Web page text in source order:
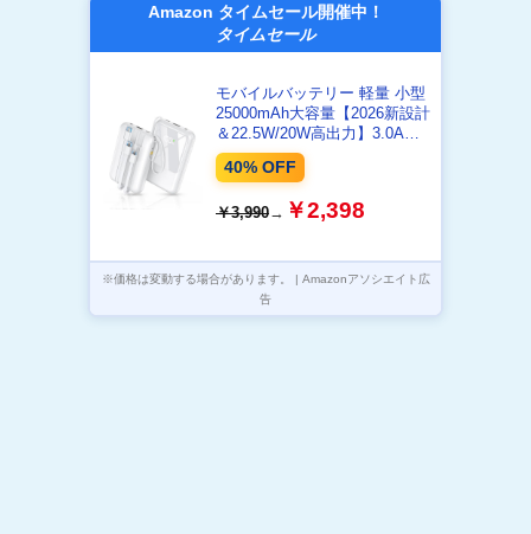
Amazon タイムセール開催中！
タイムセール
モバイルバッテリー 軽量 小型
25000mAh大容量【2026新設計
＆22.5W/20W高出力】3.0A超
急速充電 PD3.0/QC3.0対応 4
本ケーブル内蔵 モバイルバッ
出力ポート 5台同時充電 LCD
ト付き 旅行/出張/アウトドア/
停電/防災緊急用 PSE認証済 ス
マホ 全機種対応
40% OFF
￥3,990→ ￥2,398
※価格は変動する場合があります。 | Amazonアソシエイト広
告